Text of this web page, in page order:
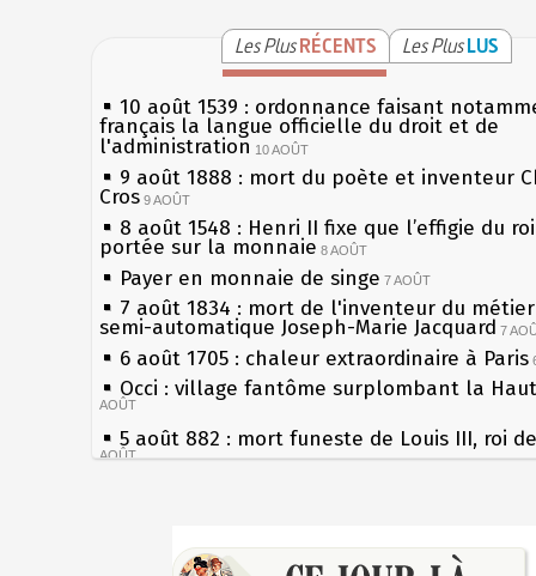
Les PlusRÉCENTS Les PlusLUS
10 août 1539 : ordonnance faisant
français la langue officielle du droit et de
l'administration 10 AOÛT
9 août 1888 : mort du poète et inventeur
Cros 9 AOÛT
8 août 1548 : Henri II fixe que l’effigie du
portée sur la monnaie 8 AOÛT
Payer en monnaie de singe 7 AOÛT
7 août 1834 : mort de l'inventeur du
semi-automatique Joseph-Marie Jacquard 7
6 août 1705 : chaleur extraordinaire à Paris
Occi : village fantôme surplombant la
AOÛT
5 août 882 : mort funeste de Louis III, roi
AOÛT
Rouelle 3 AOÛT
les siècles